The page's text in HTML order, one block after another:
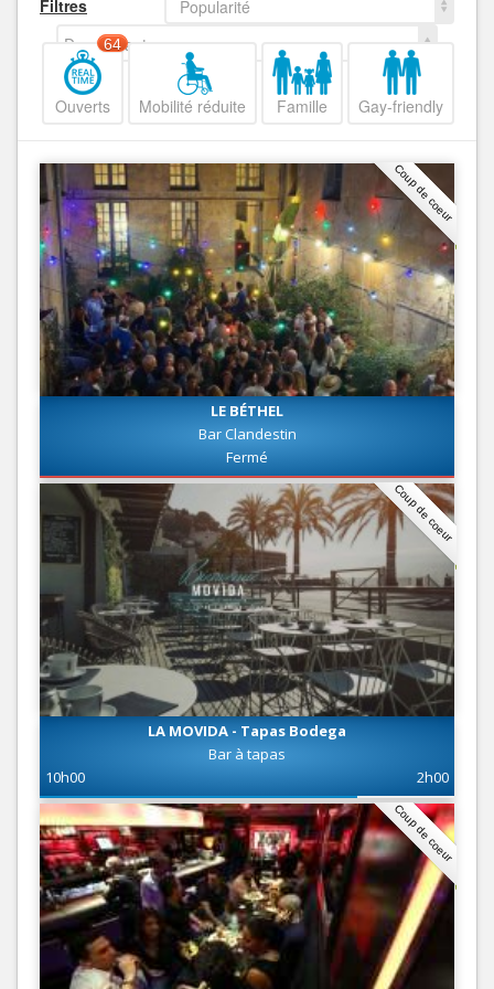
Filtres
Popularité
Decroissant
Ouverts
64
Mobilité réduite Famille Gay-friendly
Coup de coeur
LE BÉTHEL
Bar Clandestin
Fermé
Coup de coeur
LA MOVIDA - Tapas Bodega
Bar à tapas
10h00
2h00
Coup de coeur